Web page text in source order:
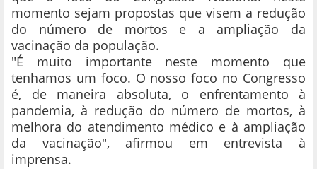
momento sejam propostas que visem a redução
do número de mortos e a ampliação da
vacinação da população.
"É muito importante neste momento que
tenhamos um foco. O nosso foco no Congresso
é, de maneira absoluta, o enfrentamento à
pandemia, à redução do número de mortos, à
melhora do atendimento médico e à ampliação
da vacinação", afirmou em entrevista à
imprensa.